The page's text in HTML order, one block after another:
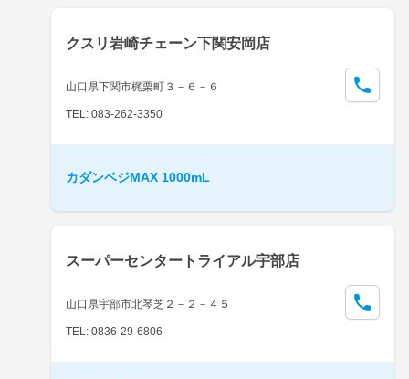
クスリ岩崎チェーン下関安岡店
山口県下関市梶栗町３－６－６
TEL: 083-262-3350
カダンベジMAX 1000mL
スーパーセンタートライアル宇部店
山口県宇部市北琴芝２－２－４５
TEL: 0836-29-6806